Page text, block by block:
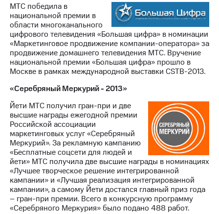
МТС победила в
национальной премии в
области многоканального
цифрового телевидения «Большая цифра» в номинации
«Маркетинговое продвижение компании-оператора» за
продвижение домашнего телевидения МТС. Вручение
национальной премии «Большая цифра» прошло в
Москве в рамках международной выставки CSTB-2013.
«Серебряный Меркурий - 2013»
Йети МТС получил гран-при и две
высшие награды ежегодной премии
Российской ассоциации
маркетинговых услуг «Серебряный
Меркурий». За рекламную кампанию
«Бесплатные соцсети для людей и
йети» МТС получила две высшие награды в номинациях
«Лучшее творческое решение интегрированной
кампании» и «Лучшая реализация интегрированной
кампании», а самому Йети достался главный приз года
– гран-при премии. Всего в конкурсную программу
«Серебряного Меркурия» было подано 488 работ.